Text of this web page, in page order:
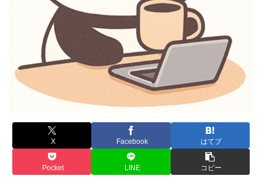
X Facebook はてブ
Pocket LINE コピー